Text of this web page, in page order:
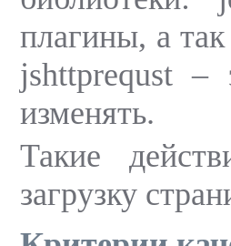
плагины, а
jshttprequst
изменять.
Такие
загрузку